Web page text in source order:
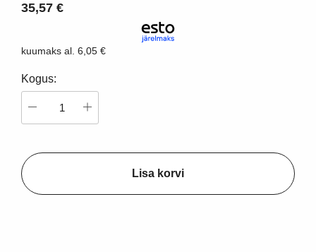
35,57 €
kuumaks al. 6,05 €
Kogus:
Lisa korvi